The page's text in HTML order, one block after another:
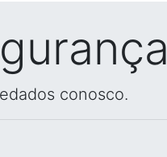
conosco.